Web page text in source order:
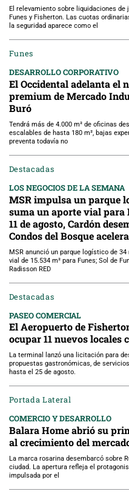
El relevamiento sobre liquidaciones de
Funes y Fisherton. Las cuotas
la seguridad aparece como el
Funes
DESARROLLO CORPORATIVO
El Occidental adelanta el
premium de Mercado
Buró
Tendrá más de 4.000 m² de oficinas
escalables de hasta 180 m², bajas
preventa todavía no
Destacadas
LOS NEGOCIOS DE LA SEMANA
MSR impulsa un parque
suma un aporte vial para
11 de agosto, Cardón
Condos del Bosque
MSR anunció un parque logístico de
vial de 15.534 m² para Funes; Sol de
Radisson RED
Destacadas
PASEO COMERCIAL
El Aeropuerto de
ocupar 11 nuevos locales
La terminal lanzó una licitación para
propuestas gastronómicas, de
hasta el 25 de agosto.
Portada Lateral
COMERCIO Y DESARROLLO
Balara Home abrió su
al crecimiento del
La marca rosarina desembarcó sobre
ciudad. La apertura refleja el
impulsada por el